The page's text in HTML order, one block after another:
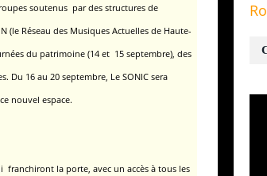
soutenus par des structures de
(le Réseau des Musiques Actuelles de Haute-
du patrimoine (14 et 15 septembre), des
Du 16 au 20 septembre, Le SONIC sera
nouvel espace.
franchiront la porte, avec un accès à tous les